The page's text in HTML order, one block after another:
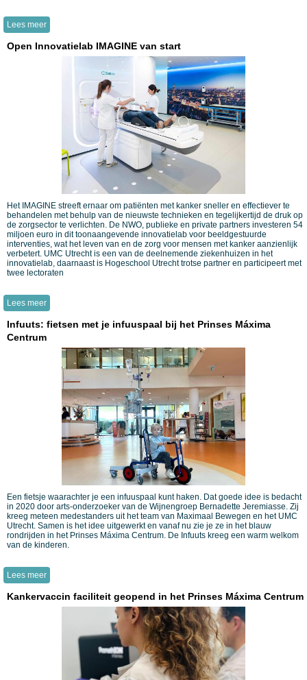
Lees meer
Open Innovatielab IMAGINE van start
Het IMAGINE streeft ernaar om patiënten met kanker sneller en effectiever te
behandelen met behulp van de nieuwste technieken en tegelijkertijd de druk op
de zorgsector te verlichten. De NWO, publieke en private partners investeren 54
miljoen euro in dit toonaangevende innovatielab voor beeldgestuurde
interventies, wat het leven van en de zorg voor mensen met kanker aanzienlijk
verbetert. UMC Utrecht is een van de deelnemende ziekenhuizen in het
innovatielab, daarnaast is Hogeschool Utrecht trotse partner en participeert met
twee lectoraten
Lees meer
Infuuts: fietsen met je infuuspaal bij het Prinses Máxima
Centrum
Een fietsje waarachter je een infuuspaal kunt haken. Dat goede idee is bedacht
in 2020 door arts-onderzoeker van de Wijnengroep Bernadette Jeremiasse. Zij
kreeg meteen medestanders uit het team van Maximaal Bewegen en het UMC
Utrecht. Samen is het idee uitgewerkt en vanaf nu zie je ze in het blauw
rondrijden in het Prinses Máxima Centrum. De Infuuts kreeg een warm welkom
van de kinderen.
Lees meer
Kankervaccin faciliteit geopend in het Prinses Máxima Centrum